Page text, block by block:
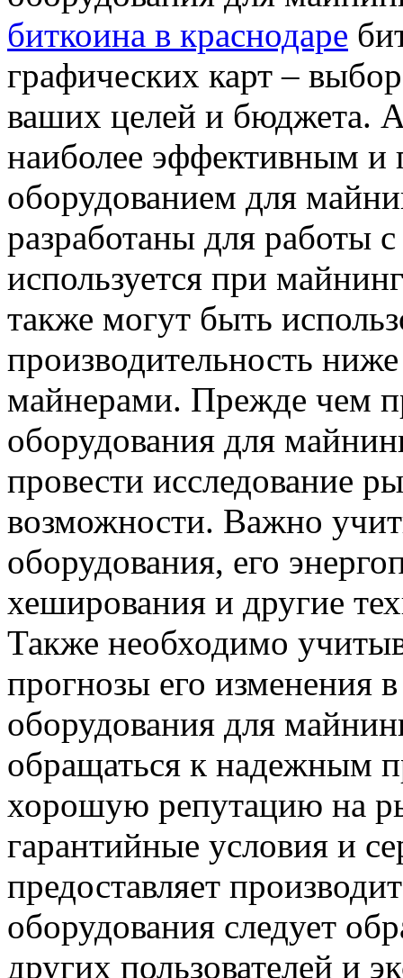
биткоина в краснодаре
графических карт –
ваших целей и бюджета.
наиболее эффективным и
оборудованием для
разработаны для работы
используется при
также могут быть
производительность
майнерами. Прежде чем
оборудования для
провести исследование
возможности. Важно
оборудования, его
хеширования и другие
Также необходимо
прогнозы его изменения
оборудования для
обращаться к надежным
хорошую репутацию на
гарантийные условия и
предоставляет
оборудования следует
других пользователей и